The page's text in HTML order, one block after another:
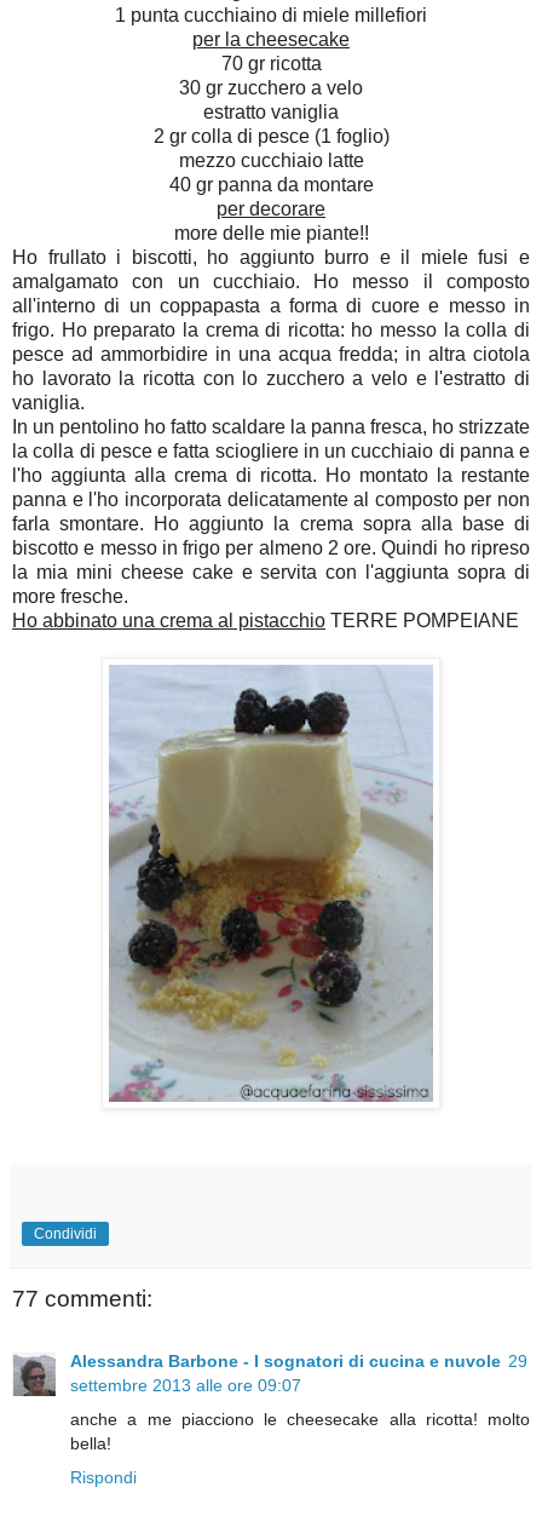
1 punta cucchiaino di miele millefiori
per la cheesecake
70 gr ricotta
30 gr zucchero a velo
estratto vaniglia
2 gr colla di pesce (1 foglio)
mezzo cucchiaio latte
40 gr panna da montare
per decorare
more delle mie piante!!
Ho frullato i biscotti, ho aggiunto burro e il miele fusi e
amalgamato con un cucchiaio. Ho messo il composto
all'interno di un coppapasta a forma di cuore e messo in
frigo. Ho preparato la crema di ricotta: ho messo la colla di
pesce ad ammorbidire in una acqua fredda; in altra ciotola
ho lavorato la ricotta con lo zucchero a velo e l'estratto di
vaniglia.
In un pentolino ho fatto scaldare la panna fresca, ho strizzate
la colla di pesce e fatta sciogliere in un cucchiaio di panna e
l'ho aggiunta alla crema di ricotta. Ho montato la restante
panna e l'ho incorporata delicatamente al composto per non
farla smontare. Ho aggiunto la crema sopra alla base di
biscotto e messo in frigo per almeno 2 ore. Quindi ho ripreso
la mia mini cheese cake e servita con l'aggiunta sopra di
more fresche.
Ho abbinato una crema al pistacchio TERRE POMPEIANE
Condividi
77 commenti:
Alessandra Barbone - I sognatori di cucina e nuvole 29
settembre 2013 alle ore 09:07
anche a me piacciono le cheesecake alla ricotta! molto
bella!
Rispondi